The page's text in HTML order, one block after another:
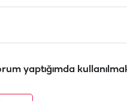
yaptığımda